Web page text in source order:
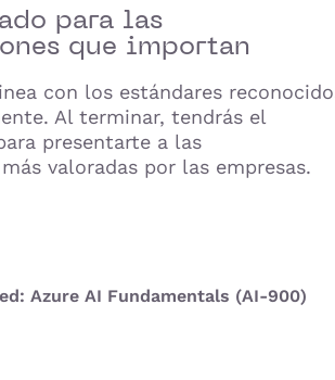
para las
que importan
con los estándares
Al terminar, tendrás el
presentarte a las
valoradas por las empresas.
Azure AI Fundamentals (AI-900)